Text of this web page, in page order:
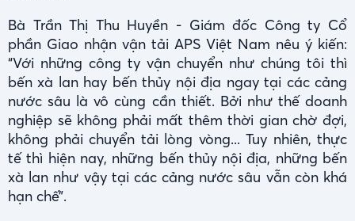
Bà Trần Thị Thu Huyền - Giám đốc Công ty Cổ
phần Giao nhận vận tải APS Việt Nam nêu ý kiến:
“Với những công ty vận chuyển như chúng tôi thì
bến xà lan hay bến thủy nội địa ngay tại các cảng
nước sâu là vô cùng cần thiết. Bởi như thế doanh
nghiệp sẽ không phải mất thêm thời gian chờ đợi,
không phải chuyển tải lòng vòng... Tuy nhiên, thực
tế thì hiện nay, những bến thủy nội địa, những bến
xà lan như vậy tại các cảng nước sâu vẫn còn khá
hạn chế”.